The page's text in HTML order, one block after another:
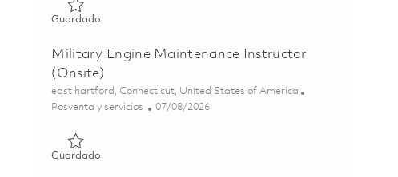
Guardado
Military Engine Maintenance Instructor
(Onsite)
Ubicación
east hartford, Connecticut, United States of America
Categoría
Posventa y servicios Posted Date
07/08/2026
Guardado